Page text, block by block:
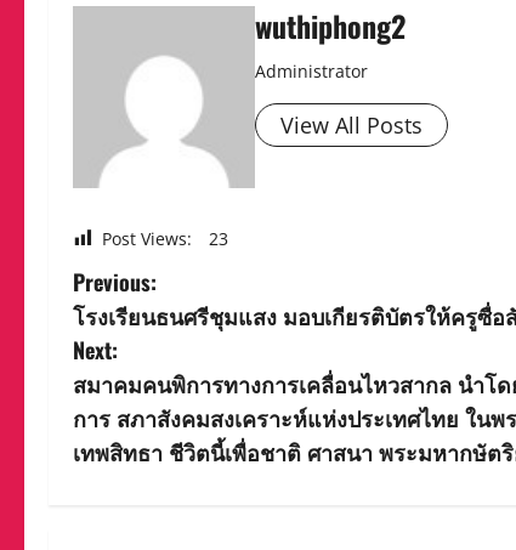
wuthiphong2
Administrator
View All Posts
Post Views: 23
P
o
s
t
Previous:
โรงเรียนธนศรีชุมแสง มอบเกียรติบัตรให้ครูซื่
Next:
สมาคมคนพิการทางการเคลื่อนไหวสากล นำ
การ สภาสังคมสงเคราะห์แห่งประเทศไทย ใน
เทพสิทธา ชีวิตนี้เพื่อชาติ ศาสนา พระมหากษัตริ